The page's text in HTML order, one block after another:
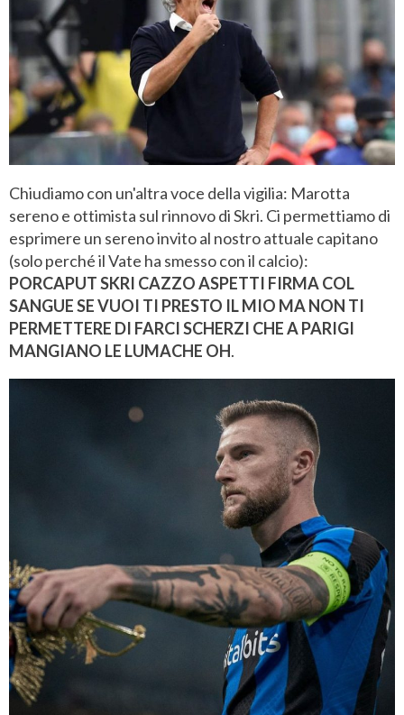
Chiudiamo con un'altra voce della vigilia: Marotta
sereno e ottimista sul rinnovo di Skri. Ci permettiamo di
esprimere un sereno invito al nostro attuale capitano
(solo perché il Vate ha smesso con il calcio):
PORCAPUT SKRI CAZZO ASPETTI FIRMA COL
SANGUE SE VUOI TI PRESTO IL MIO MA NON TI
PERMETTERE DI FARCI SCHERZI CHE A PARIGI
MANGIANO LE LUMACHE OH.